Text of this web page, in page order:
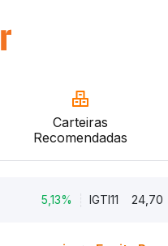
Carteiras
Recomendadas
IGTI11 24,70